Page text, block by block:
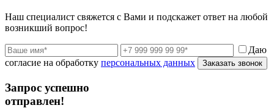
Наш специалист свяжется с Вами и подскажет ответ на любой
возникший вопрос!
Даю
согласие на обработку персональных данных Заказать звонок
Запрос успешно
отправлен!